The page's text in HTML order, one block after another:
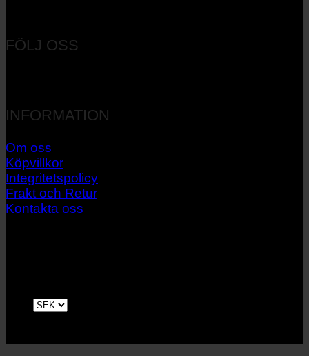
FÖLJ OSS
INFORMATION
Om oss
Köpvillkor
Integritetspolicy
Frakt och Retur
Kontakta oss